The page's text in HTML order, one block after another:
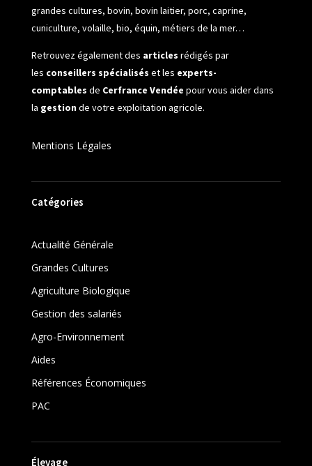
grandes cultures, bovin, bovin laitier, porc, caprine,
cuniculture, volaille, bio, équin, métiers de la mer…
Retrouvez également des articles rédigés par
les conseillers spécialisés et les experts-
comptables de Cerfrance Vendée pour vous aider dans
la gestionde votre exploitation agricole.
Mentions Légales
Catégories
Actualité Générale
Grandes Cultures
Agriculture Biologique
Gestion des salariés
Agro-Environnement
Aides
Références Économiques
PAC
Élevage